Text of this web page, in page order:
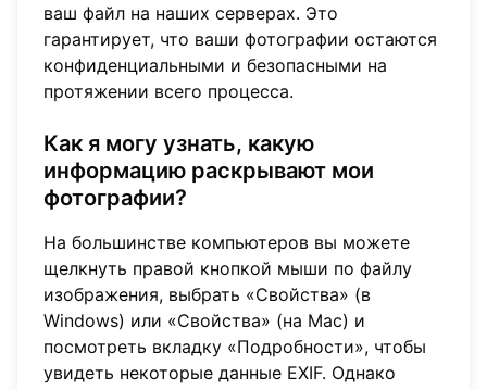
ваш файл на наших серверах. Это
гарантирует, что ваши фотографии остаются
конфиденциальными и безопасными на
протяжении всего процесса.
Как я могу узнать, какую
информацию раскрывают мои
фотографии?
На большинстве компьютеров вы можете
щелкнуть правой кнопкой мыши по файлу
изображения, выбрать «Свойства» (в
Windows) или «Свойства» (на Mac) и
посмотреть вкладку «Подробности», чтобы
увидеть некоторые данные EXIF. Однако